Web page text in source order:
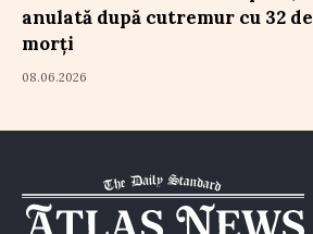
anulată după cutremur cu 32 de
morți
08.06.2026